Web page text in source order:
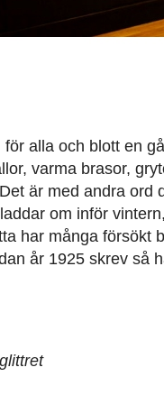
alla och blott en
varma brasor,
är med andra ord
om inför
har många försökt
år 1925 skrev så